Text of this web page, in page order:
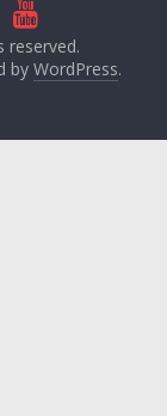
reserved.
by WordPress.